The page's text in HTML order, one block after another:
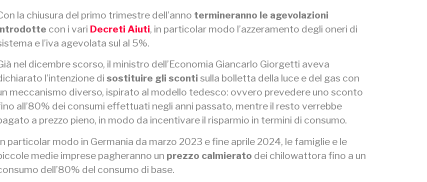
la chiusura del primo trimestre dell’anno termineranno le agevolazioni
con i vari Decreti Aiuti, in particolar modo l’azzeramento degli oneri di
e l’iva agevolata sul al 5%.
nel dicembre scorso, il ministro dell’Economia Giancarlo Giorgetti aveva
l’intenzione di sostituire gli sconti sulla bolletta della luce e del gas con
meccanismo diverso, ispirato al modello tedesco: ovvero prevedere uno sconto
all’80% dei consumi effettuati negli anni passato, mentre il resto verrebbe
a prezzo pieno, in modo da incentivare il risparmio in termini di consumo.
particolar modo in Germania da marzo 2023 e fine aprile 2024, le famiglie e le
medie imprese pagheranno un prezzo calmierato dei chilowattora fino a un
dell’80% del consumo di base.